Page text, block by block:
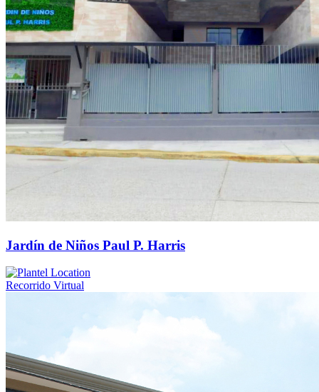
Jardín de Niños Paul P. Harris
Recorrido Virtual